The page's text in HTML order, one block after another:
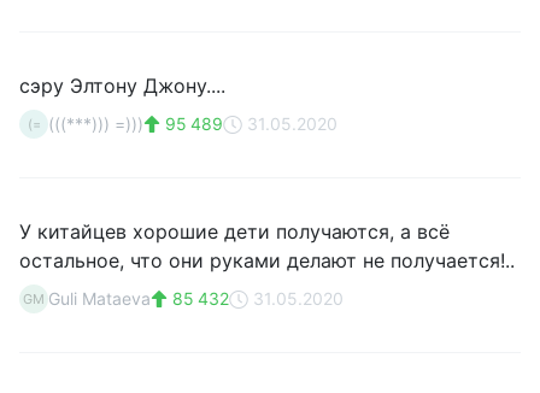
сэру Элтону Джону....
(= (((***))) =))) 95 489 31.05.2020
У китайцев хорошие дети получаются, а всё
остальное, что они руками делают не получается!..
GM Guli Mataeva 85 432 31.05.2020